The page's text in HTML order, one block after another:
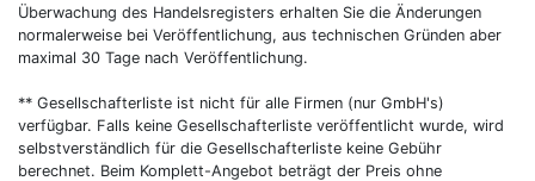
Überwachung des Handelsregisters erhalten Sie die Änderungen
normalerweise bei Veröffentlichung, aus technischen Gründen aber
maximal 30 Tage nach Veröffentlichung.
** Gesellschafterliste ist nicht für alle Firmen (nur GmbH's)
verfügbar. Falls keine Gesellschafterliste veröffentlicht wurde, wird
selbstverständlich für die Gesellschafterliste keine Gebühr
berechnet. Beim Komplett-Angebot beträgt der Preis ohne